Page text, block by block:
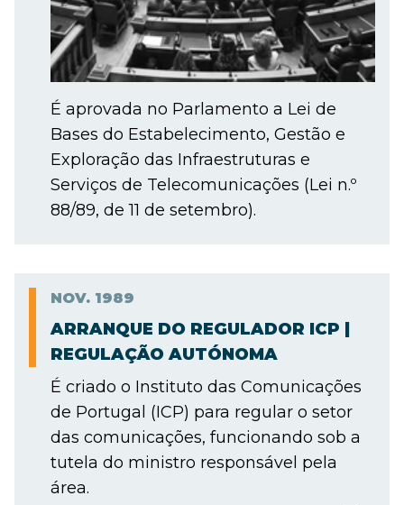
É aprovada no Parlamento a Lei de
Bases do Estabelecimento, Gestão e
Exploração das Infraestruturas e
Serviços de Telecomunicações (Lei n.º
88/89, de 11 de setembro).
NOV. 1989
ARRANQUE DO REGULADOR ICP |
REGULAÇÃO AUTÓNOMA
É criado o Instituto das Comunicações
de Portugal (ICP) para regular o setor
das comunicações, funcionando sob a
tutela do ministro responsável pela
área.